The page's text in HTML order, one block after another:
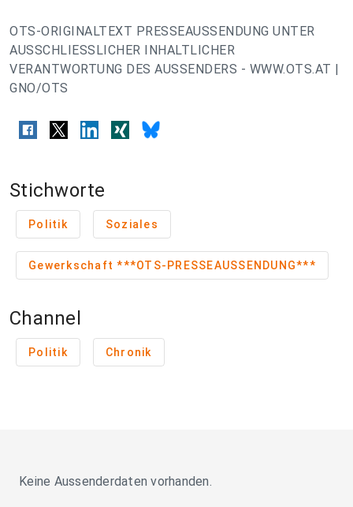
OTS-ORIGINALTEXT PRESSEAUSSENDUNG UNTER
AUSSCHLIESSLICHER INHALTLICHER
VERANTWORTUNG DES AUSSENDERS - WWW.OTS.AT |
GNO/OTS
Stichworte
Politik Soziales
Gewerkschaft ***OTS-PRESSEAUSSENDUNG***
Channel
Politik Chronik
Keine Aussenderdaten vorhanden.